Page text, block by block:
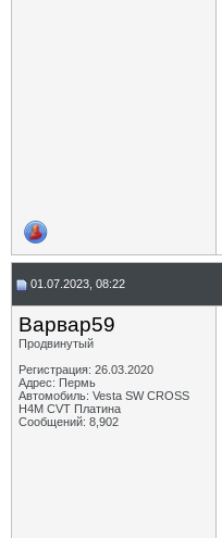
01.07.2023, 08:22
Варвар59
Продвинутый
Регистрация: 26.03.2020
Адрес: Пермь
Автомобиль: Vesta SW CROSS
H4M CVT Платина
Сообщений: 8,902